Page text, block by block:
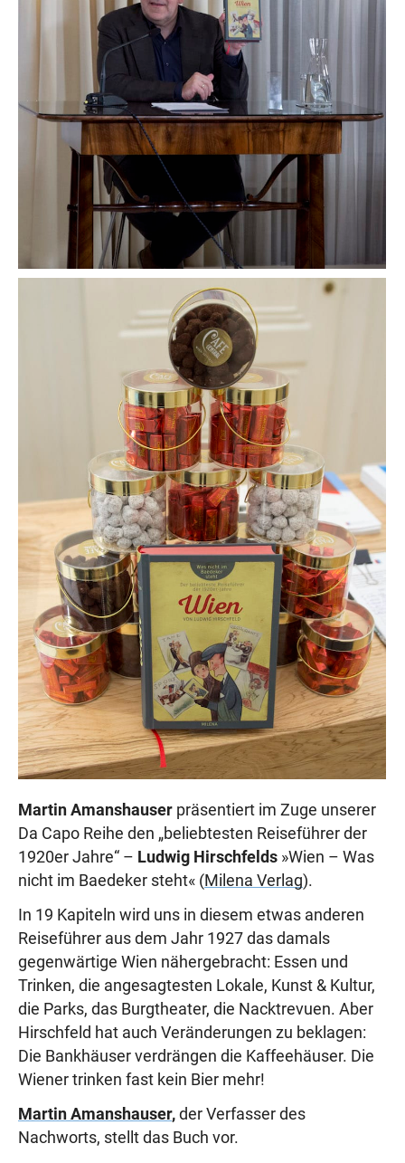
Martin Amanshauser präsentiert im Zuge unserer
Da Capo Reihe den „beliebtesten Reiseführer der
1920er Jahre“ – Ludwig Hirschfelds »Wien – Was
nicht im Baedeker steht« (Milena Verlag).
In 19 Kapiteln wird uns in diesem etwas anderen
Reiseführer aus dem Jahr 1927 das damals
gegenwärtige Wien nähergebracht: Essen und
Trinken, die angesagtesten Lokale, Kunst & Kultur,
die Parks, das Burgtheater, die Nacktrevuen. Aber
Hirschfeld hat auch Veränderungen zu beklagen:
Die Bankhäuser verdrängen die Kaffeehäuser. Die
Wiener trinken fast kein Bier mehr!
Martin Amanshauser, der Verfasser des
Nachworts, stellt das Buch vor.